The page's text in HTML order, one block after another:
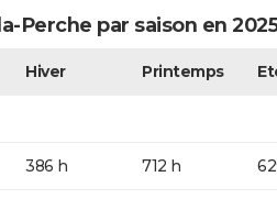
Perche par saison en
Hiver Printemps
386 h 712 h